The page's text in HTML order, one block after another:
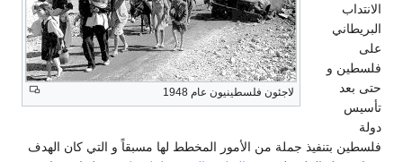
لاجئون فلسطينيون عام 1948
جملة من الأمور المخطط لها مسبقاً و التي كان الهدف